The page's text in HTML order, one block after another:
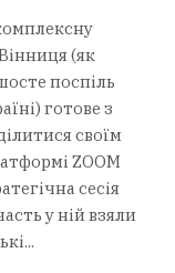
(як
поспіль
готове з
своїм
ZOOM
сесія
у ній взяли